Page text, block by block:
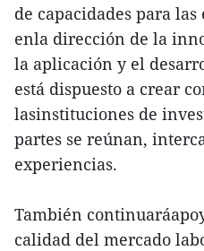
de capacidades para
enla dirección de la
la aplicación y el
está dispuesto a crear
lasinstituciones de
partes se reúnan,
experiencias.
También
calidad del mercado